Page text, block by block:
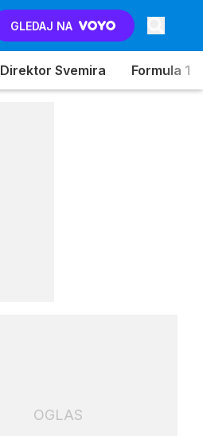
GLEDAJ NA
Direktor Svemira Formula 1
OGLAS